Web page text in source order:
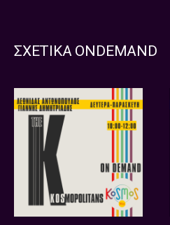
ΣΧΕΤΙΚΑ ONDEMAND